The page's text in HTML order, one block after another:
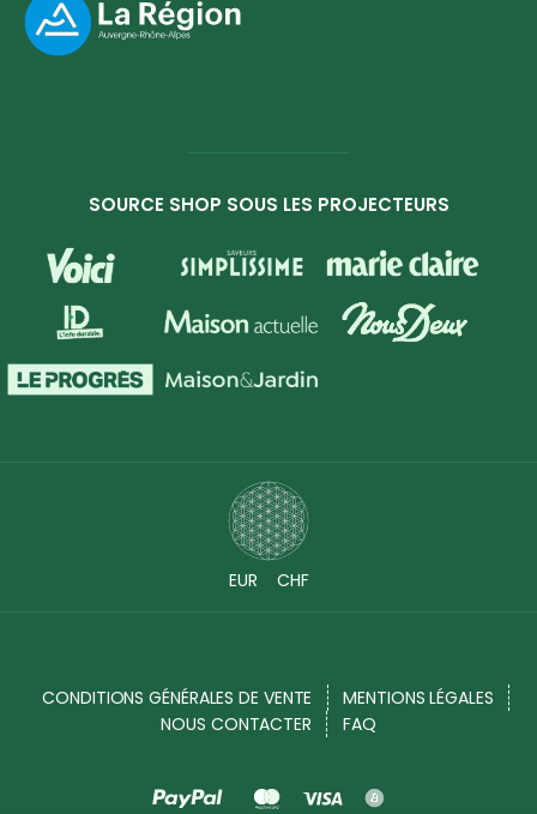
SOURCE SHOP SOUS LES PROJECTEURS
EUR CHF
CONDITIONS GÉNÉRALES DE VENTE
MENTIONS LÉGALES
NOUS CONTACTER
FAQ